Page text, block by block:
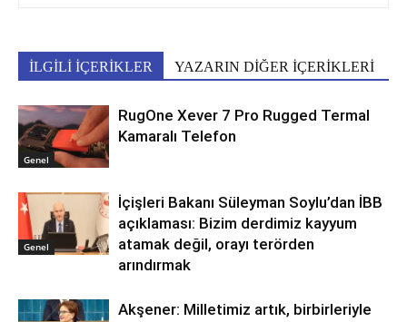
İLGİLİ İÇERİKLER YAZARIN DİĞER İÇERİKLERİ
Genel
RugOne Xever 7 Pro Rugged Termal
Kamaralı Telefon
Genel
İçişleri Bakanı Süleyman Soylu’dan İBB
açıklaması: Bizim derdimiz kayyum
atamak değil, orayı terörden
arındırmak
Akşener: Milletimiz artık, birbirleriyle